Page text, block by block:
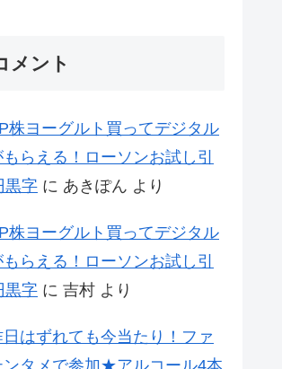
メント
株ヨーグルト買ってデジタル
らえる！ローソンお試し引
黒字 に あきぽん より
株ヨーグルト買ってデジタル
らえる！ローソンお試し引
黒字 に 吉村 より
日はずれても今当たり！ファ
ンタメで参加★アルコール4本